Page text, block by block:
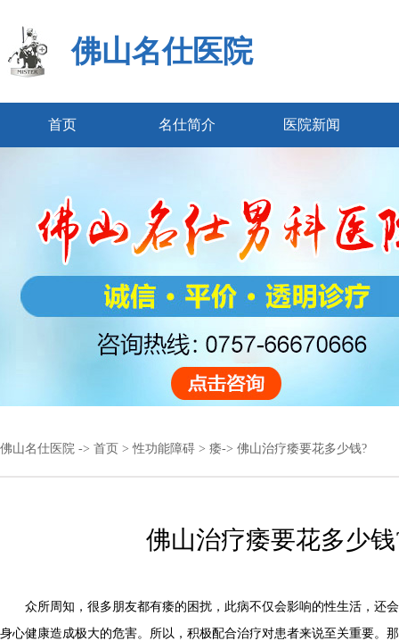
佛山名仕医院
首页 名仕简介 医院新闻
佛山名仕医院 -> 首页 >性功能障碍 > 痿-> 佛山治疗痿要花多少钱?
佛山治疗痿要花多少钱
众所周知，很多朋友都有痿的困扰，此病不仅会影响的性生活，还
身心健康造成极大的危害。所以，积极配合治疗对患者来说至关重要。